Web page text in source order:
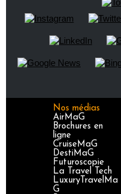
Nos médias
AirMaG
Brochures en
ligne
CruiseMaG
DestiMaG
Futuroscopie
La Travel Tech
LuxuryTravelMa
G